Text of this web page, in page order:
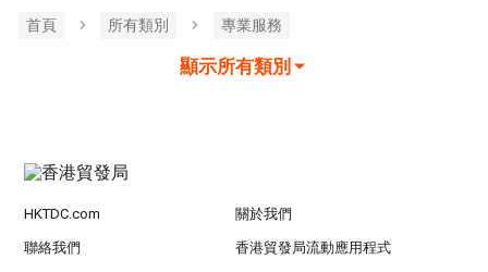
首頁 所有類別 專業服務
顯示所有類別
HKTDC.com 關於我們
聯絡我們 香港貿發局流動應用程式